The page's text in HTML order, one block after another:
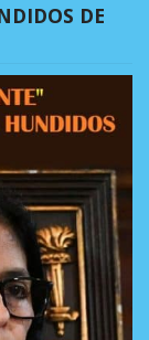
DE